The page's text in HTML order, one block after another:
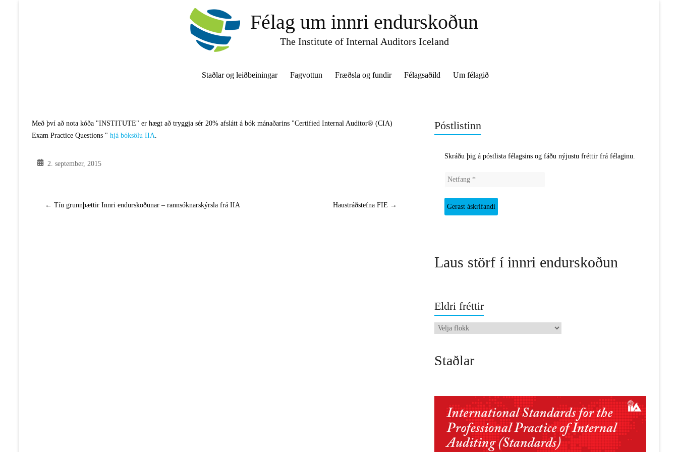
Félag um innri endurskoðun
The Institute of Internal Auditors Iceland
Staðlar og leiðbeiningar Fagvottun Fræðsla og fundir Félagsaðild Um félagið
Með því að nota kóða "INSTITUTE" er hægt að tryggja sér 20% afslátt á bók mánaðarins "Certified Internal Auditor® (CIA)
Exam Practice Questions " hjá bóksölu IIA.
2. september, 2015
← Tíu grunnþættir Innri endurskoðunar – rannsóknarskýrsla frá IIA Haustráðstefna FIE →
Póstlistinn
Skráðu þig á póstlista félagsins og fáðu nýjustu fréttir frá félaginu.
Laus störf í innri endurskoðun
Eldri fréttir
Eldri
Staðlar